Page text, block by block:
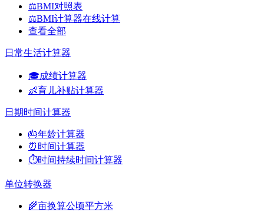
⚖️BMI对照表
⚖️BMI计算器在线计算
查看全部
日常生活计算器
🎓成绩计算器
👶育儿补贴计算器
日期时间计算器
🎂年龄计算器
⏰ 时间计算器
⏱️时间持续时间计算器
单位转换器
🌾亩换算公顷平方米